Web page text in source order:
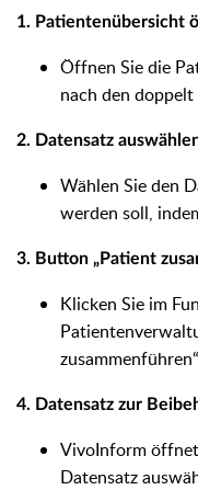
1. Patientenübersicht
Öffnen Sie die
nach den
2. Datensatz
Wählen Sie den
werden soll,
3. Button „Patient
Klicken Sie im
4. Datensatz zur
VivoInform
Datensatz